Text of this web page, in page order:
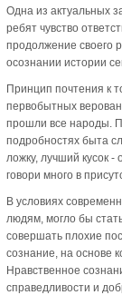
Одна из актуальных
ребят чувство
продолжение своего
осознании истории
Принцип почтения к
первобытных
прошли все народы.
подробностях быта
ложку, лучший кусок -
говори много в
В условиях
людям, могло бы
совершать плохие
сознание, на основе
Нравственное
справедливости и